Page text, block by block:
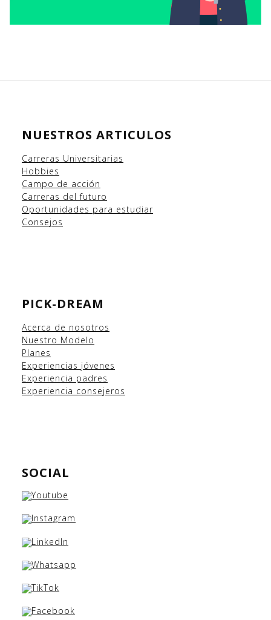
NUESTROS ARTICULOS
Carreras Universitarias
Hobbies
Campo de acción
Carreras del futuro
Oportunidades para estudiar
Consejos
PICK-DREAM
Acerca de nosotros
Nuestro Modelo
Planes
Experiencias jóvenes
Experiencia padres
Experiencia consejeros
SOCIAL